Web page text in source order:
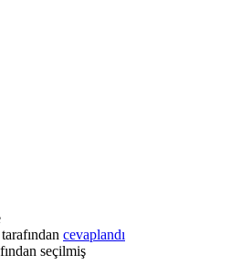
tarafından cevaplandı
seçilmiş